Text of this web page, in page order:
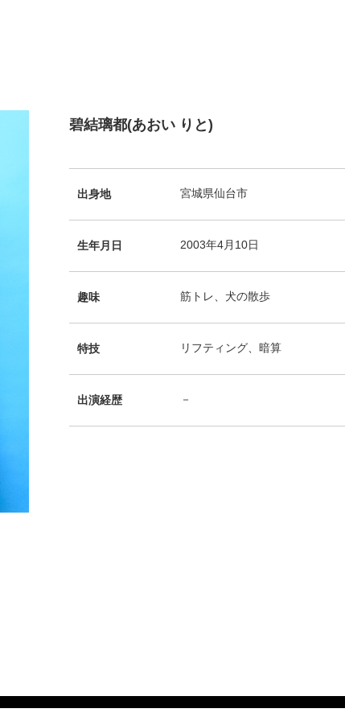
碧結璃都(あおい りと)
出身地 宮城県仙台市
生年月日 2003年4月10日
趣味 筋トレ、犬の散歩
特技 リフティング、暗算
出演経歴 －